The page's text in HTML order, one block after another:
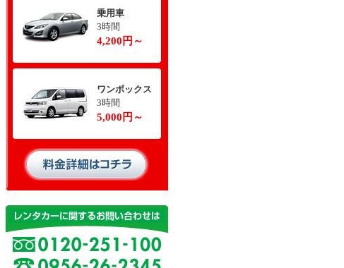
乗用車
3時間
4,200円～
ワンボックス
3時間
5,000円～